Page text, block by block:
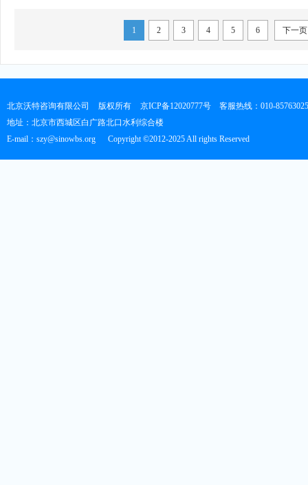
1 2 3 4 5 6 下一页
北京沃特咨询有限公司 版权所有 京ICP备12020777号 客服热线：010-85763025
地址：北京市西城区白广路北口水利综合楼
E-mail：szy@sinowbs.org
Copyright ©2012-2025 All rights Reserved